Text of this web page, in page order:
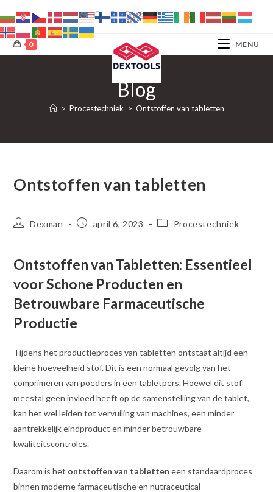
naar
inhoud
0 MENU
Blog
> Procestechniek > Ontstoffen van tabletten
Ontstoffen van tabletten
BerichtDexman
Berichtapril 6, 2023 Berichtcategorie:
Procestechniek
Ontstoffen van Tabletten: Essentieel
voor Schone Producten en
Betrouwbare Farmaceutische
Productie
Tijdens het productieproces van tabletten ontstaat altijd een
kleine hoeveelheid stof. Dit is een normaal gevolg van het
comprimeren van poeders in een tabletpers. Hoewel dit stof
meestal geen invloed heeft op de samenstelling van de tablet,
kan het wel leiden tot vervuiling van machines, een minder
aantrekkelijk eindproduct en minder betrouwbare
kwaliteitscontroles.
Daarom is het ontstoffen van tabletten een standaardproces
binnen moderne farmaceutische en nutraceutical